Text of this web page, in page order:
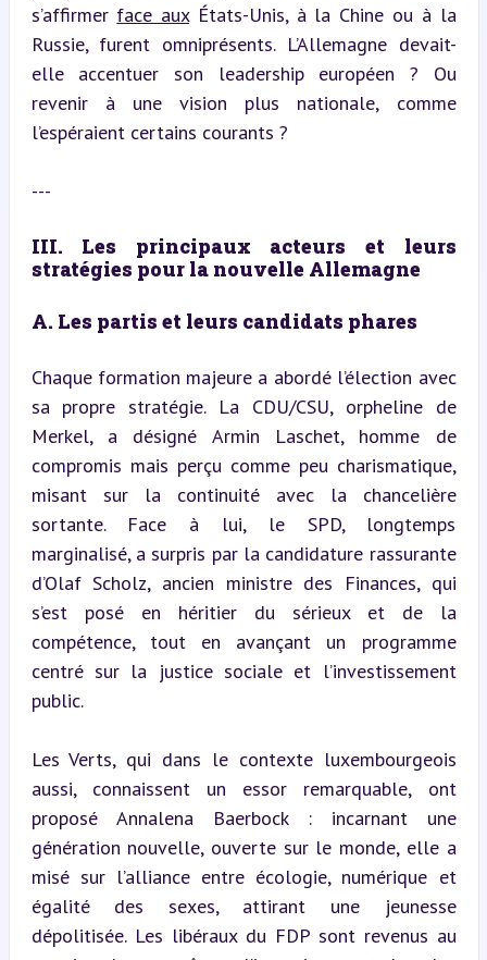
s’affirmer face aux États-Unis, à la Chine ou à la
Russie, furent omniprésents. L’Allemagne devait-
elle accentuer son leadership européen ? Ou
revenir à une vision plus nationale, comme
l’espéraient certains courants ?
---
III. Les principaux acteurs et leurs
stratégies pour la nouvelle Allemagne
A. Les partis et leurs candidats phares
Chaque formation majeure a abordé l’élection avec
sa propre stratégie. La CDU/CSU, orpheline de
Merkel, a désigné Armin Laschet, homme de
compromis mais perçu comme peu charismatique,
misant sur la continuité avec la chancelière
sortante. Face à lui, le SPD, longtemps
marginalisé, a surpris par la candidature rassurante
d’Olaf Scholz, ancien ministre des Finances, qui
s’est posé en héritier du sérieux et de la
compétence, tout en avançant un programme
centré sur la justice sociale et l’investissement
public.
Les Verts, qui dans le contexte luxembourgeois
aussi, connaissent un essor remarquable, ont
proposé Annalena Baerbock : incarnant une
génération nouvelle, ouverte sur le monde, elle a
misé sur l’alliance entre écologie, numérique et
égalité des sexes, attirant une jeunesse
dépolitisée. Les libéraux du FDP sont revenus au